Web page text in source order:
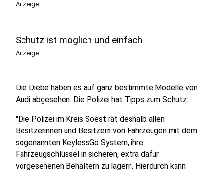
Anzeige
Schutz ist möglich und einfach
Anzeige
Die Diebe haben es auf ganz bestimmte Modelle von
Audi abgesehen. Die Polizei hat Tipps zum Schutz:
"Die Polizei im Kreis Soest rät deshalb allen
Besitzerinnen und Besitzern von Fahrzeugen mit dem
sogenannten KeylessGo System, ihre
Fahrzeugschlüssel in sicheren, extra dafür
vorgesehenen Behältern zu lagern. Hierdurch kann